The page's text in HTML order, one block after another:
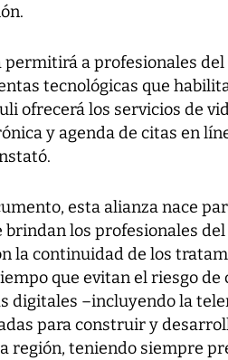
permitirá a profesionales
tecnológicas que
ofrecerá los servicios de
y agenda de citas en
esta alianza nace
brindan los profesionales
la continuidad de los
que evitan el riesgo de
digitales –incluyendo la
para construir y
región, teniendo siempre